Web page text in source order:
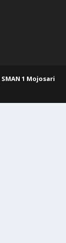
SMAN 1 Mojosari